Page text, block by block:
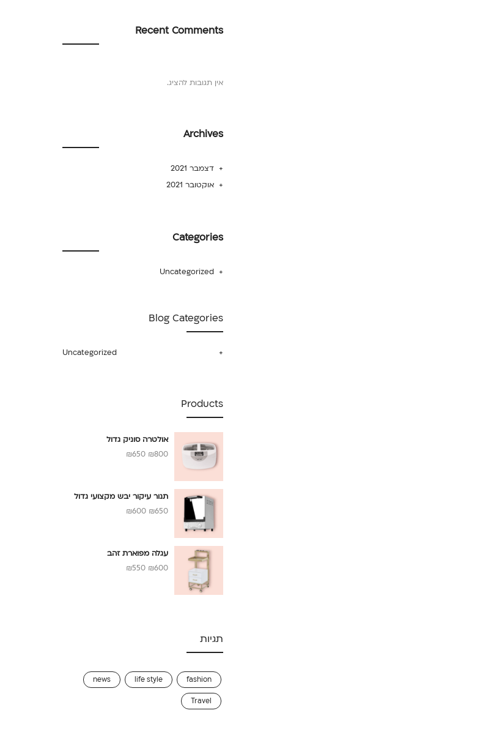
Recent Comments
אין תגובות להציג.
Archives
דצמבר 2021
אוקטובר 2021
Categories
Uncategorized
Blog Categories
Uncategorized
Products
אולטרה סוניק גדול
₪800
₪650
תנור עיקור יבש מקצועי גדול
₪650
₪600
עגלה מפוארת זהב
₪600
₪550
תגיות
fashion
life style
news
Travel